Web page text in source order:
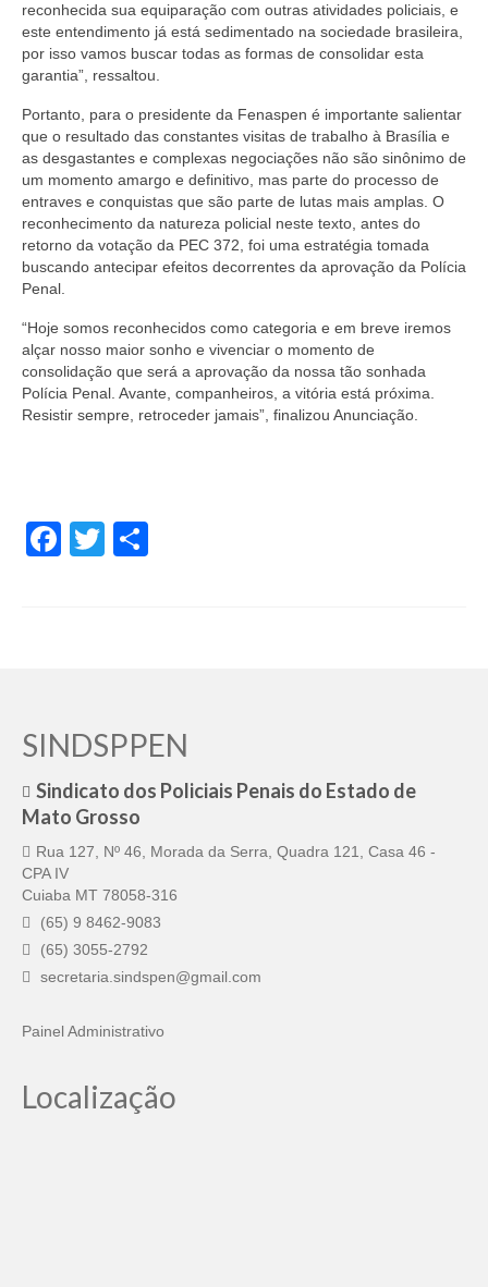
reconhecida sua equiparação com outras atividades policiais, e
este entendimento já está sedimentado na sociedade brasileira,
por isso vamos buscar todas as formas de consolidar esta
garantia”, ressaltou.
Portanto, para o presidente da Fenaspen é importante salientar
que o resultado das constantes visitas de trabalho à Brasília e
as desgastantes e complexas negociações não são sinônimo de
um momento amargo e definitivo, mas parte do processo de
entraves e conquistas que são parte de lutas mais amplas. O
reconhecimento da natureza policial neste texto, antes do
retorno da votação da PEC 372, foi uma estratégia tomada
buscando antecipar efeitos decorrentes da aprovação da Polícia
Penal.
“Hoje somos reconhecidos como categoria e em breve iremos
alçar nosso maior sonho e vivenciar o momento de
consolidação que será a aprovação da nossa tão sonhada
Polícia Penal. Avante, companheiros, a vitória está próxima.
Resistir sempre, retroceder jamais”, finalizou Anunciação.
Facebook
Twitter
SINDSPPEN
Sindicato dos Policiais Penais do Estado de
Mato Grosso
Rua 127, Nº 46, Morada da Serra, Quadra 121, Casa 46 -
CPA IV
Cuiaba MT 78058-316
(65) 9 8462-9083
(65) 3055-2792
secretaria.sindspen@gmail.com
Painel Administrativo
Localização